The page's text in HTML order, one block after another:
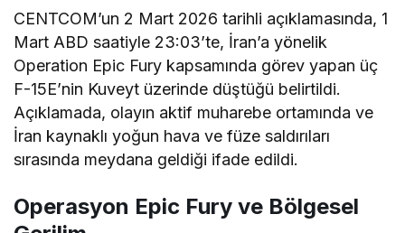
CENTCOM’un 2 Mart 2026 tarihli açıklamasında, 1
Mart ABD saatiyle 23:03’te, İran’a yönelik
Operation Epic Fury kapsamında görev yapan üç
F-15E’nin Kuveyt üzerinde düştüğü belirtildi.
Açıklamada, olayın aktif muharebe ortamında ve
İran kaynaklı yoğun hava ve füze saldırıları
sırasında meydana geldiği ifade edildi.
Operasyon Epic Fury ve Bölgesel